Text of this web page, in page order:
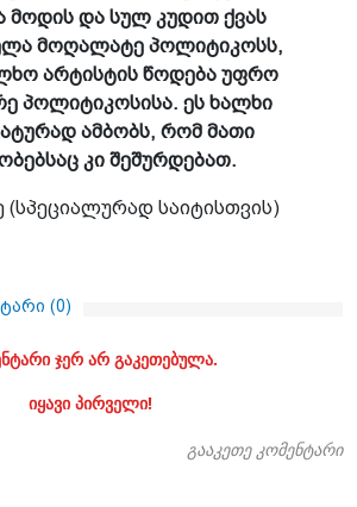
მოდის და სულ კუდით ქვას
მოღალატე პოლიტიკოსს,
არტისტის წოდება უფრო
პოლიტიკოსისა. ეს ხალხი
ამბობს, რომ მათი
კი შეშურდებათ.
(სპეციალურად საიტისთვის)
(0)
ჯერ არ გაკეთებულა.
იყავი პირველი!
გააკეთე კომენტარი